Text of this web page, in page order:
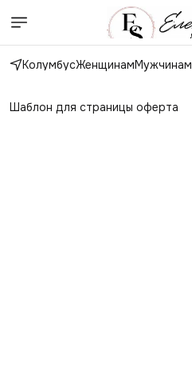
КолумбусЖенщинамМужчинам
Шаблон для страницы оферта